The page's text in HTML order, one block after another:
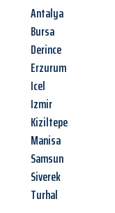
Antalya
Bursa
Derince
Erzurum
Icel
Izmir
Kiziltepe
Manisa
Samsun
Siverek
Turhal